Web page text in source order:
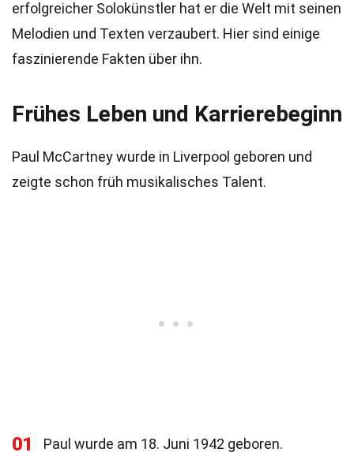
erfolgreicher Solokünstler hat er die Welt mit seinen
Melodien und Texten verzaubert. Hier sind einige
faszinierende Fakten über ihn.
Frühes Leben und Karrierebeginn
Paul McCartney wurde in Liverpool geboren und
zeigte schon früh musikalisches Talent.
01 Paul wurde am 18. Juni 1942 geboren.